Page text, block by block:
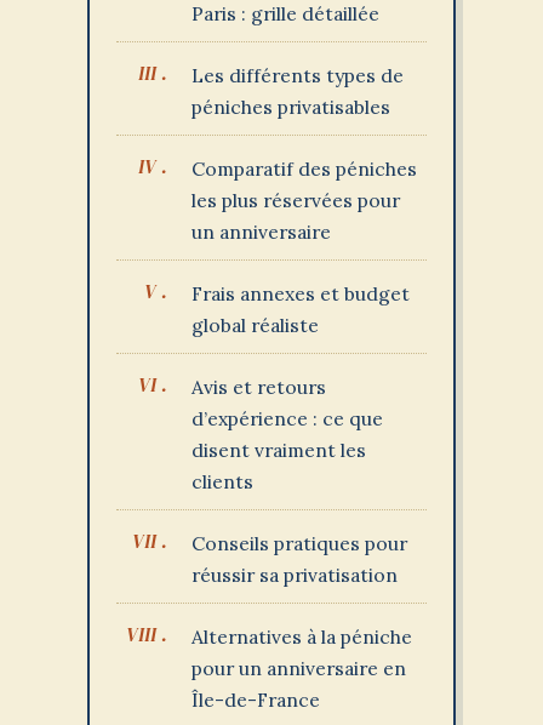
Paris : grille détaillée
Les différents types de
péniches privatisables
Comparatif des péniches
les plus réservées pour
un anniversaire
Frais annexes et budget
global réaliste
Avis et retours
d’expérience : ce que
disent vraiment les
clients
Conseils pratiques pour
réussir sa privatisation
Alternatives à la péniche
pour un anniversaire en
Île-de-France